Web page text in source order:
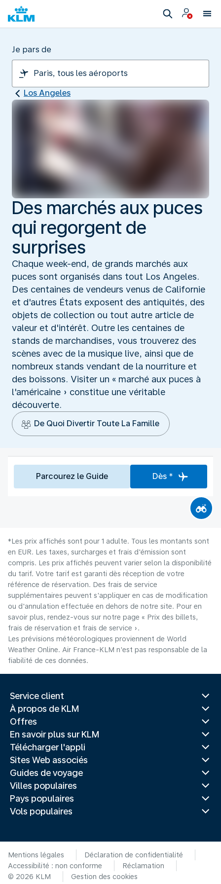
Je pars de
Los Angeles
Des marchés aux puces
qui regorgent de
surprises
Chaque week-end, de grands marchés aux
puces sont organisés dans tout Los Angeles.
Des centaines de vendeurs venus de Californie
et d'autres États exposent des antiquités, des
objets de collection ou tout autre article de
valeur et d'intérêt. Outre les centaines de
stands de marchandises, vous trouverez des
scènes avec de la musique live, ainsi que de
nombreux stands vendant de la nourriture et
des boissons. Visiter un « marché aux puces à
l'américaine » constitue une véritable
découverte.
De Quoi Divertir Toute La Famille
Parcourez le Guide Dès *
*Les prix affichés sont pour 1 adulte. Tous les montants sont
en EUR. Les taxes, surcharges et frais d'émission sont
compris. Les prix affichés peuvent varier selon la disponibilité
du tarif. Votre tarif est garanti dès réception de votre
référence de réservation. Des frais de service
supplémentaires peuvent s'appliquer en cas de modification
ou d'annulation effectuée en dehors de notre site. Pour en
savoir plus, rendez-vous sur notre page « Prix des billets,
frais de réservation et frais de service ».
Les prévisions météorologiques proviennent de World
Weather Online. Air France-KLM n'est pas responsable de la
fiabilité de ces données.
Service client
À propos de KLM
Offres
En savoir plus sur KLM
Télécharger l'appli
Sites Web associés
Guides de voyage
Villes populaires
Pays populaires
Vols populaires
Mentions légales
Déclaration de confidentialité
Accessibilité : non conforme
Réclamation
© 2026 KLM
Gestion des cookies